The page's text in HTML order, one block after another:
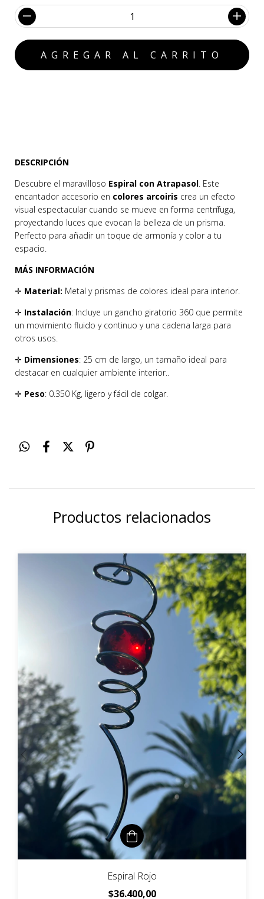
DESCRIPCIÓN
Descubre el maravilloso Espiral con Atrapasol. Este
encantador accesorio en colores arcoiris crea un efecto
visual espectacular cuando se mueve en forma centrífuga,
proyectando luces que evocan la belleza de un prisma.
Perfecto para añadir un toque de armonía y color a tu
espacio.
MÁS INFORMACIÓN
✛ Material: Metal y prismas de colores ideal para interior.
✛ Instalación: Incluye un gancho giratorio 360 que permite
un movimiento fluido y continuo y una cadena larga para
otros usos.
✛ Dimensiones: 25 cm de largo, un tamaño ideal para
destacar en cualquier ambiente interior..
✛ Peso: 0.350 Kg, ligero y fácil de colgar.
Productos relacionados
Espiral Rojo
$36.400,00